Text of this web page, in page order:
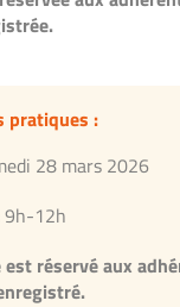
pratiques :
28 mars 2026
9h-12h
est réservé aux